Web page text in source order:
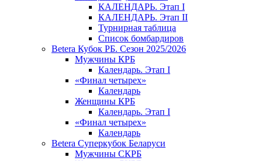
КАЛЕНДАРЬ. Этап I
КАЛЕНДАРЬ. Этап II
Турнирная таблица
Список бомбардиров
Betera Кубок РБ. Сезон 2025/2026
Мужчины КРБ
Календарь. Этап I
«Финал четырех»
Календарь
Женщины КРБ
Календарь. Этап I
«Финал четырех»
Календарь
Betera Суперкубок Беларуси
Мужчины СКРБ